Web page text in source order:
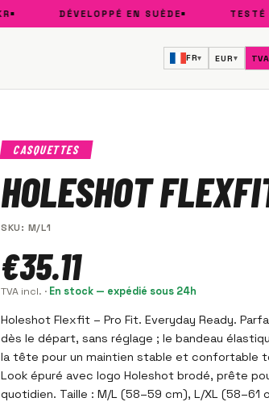
DÉVELOPPÉ EN SUÈDE TESTÉ
FR▾ EUR▾
CASQUETTES
HOLESHOT
SKU: M/L1
€35.11
TVA incl. · En stock — expédié sous 24h
Holeshot Flexfit – Pro Fit. Everyday Ready.
dès le départ, sans réglage ; le bandeau
la tête pour un maintien stable et confortable
Look épuré avec logo Holeshot brodé, prête
quotidien. Taille : M/L (58–59 cm), L/XL (58–61